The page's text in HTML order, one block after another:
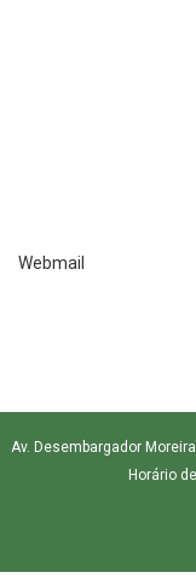
Webmail
Av. Desembargador
Horário